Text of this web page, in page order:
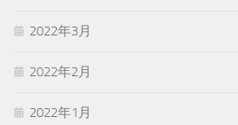
2022年3月
2022年2月
2022年1月